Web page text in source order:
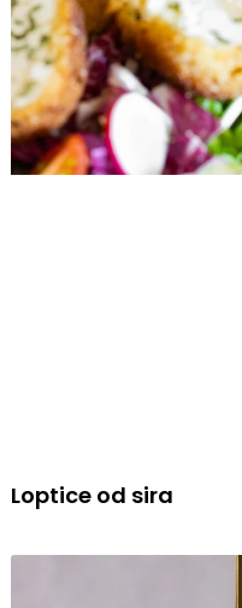
Loptice od sira